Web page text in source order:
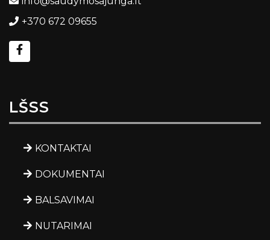
+370 672 09655
LŠSS
KONTAKTAI
DOKUMENTAI
BALSAVIMAI
NUTARIMAI